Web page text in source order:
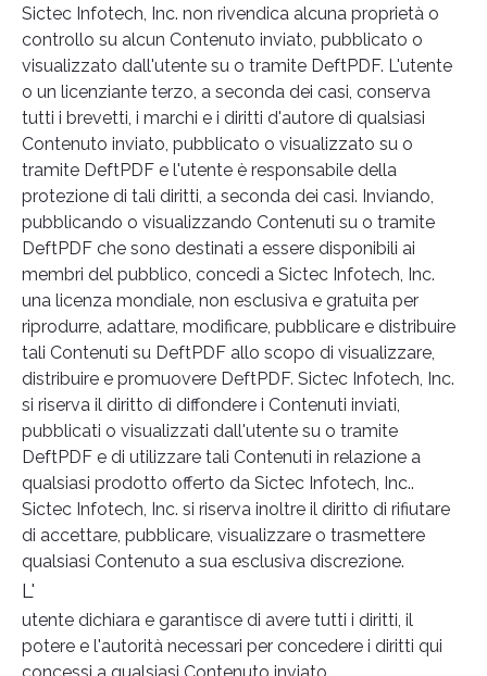
Sictec Infotech, Inc. non rivendica alcuna proprietà o
controllo su alcun Contenuto inviato, pubblicato o
visualizzato dall'utente su o tramite DeftPDF. L'utente
o un licenziante terzo, a seconda dei casi, conserva
tutti i brevetti, i marchi e i diritti d'autore di qualsiasi
Contenuto inviato, pubblicato o visualizzato su o
tramite DeftPDF e l'utente è responsabile della
protezione di tali diritti, a seconda dei casi. Inviando,
pubblicando o visualizzando Contenuti su o tramite
DeftPDF che sono destinati a essere disponibili ai
membri del pubblico, concedi a Sictec Infotech, Inc.
una licenza mondiale, non esclusiva e gratuita per
riprodurre, adattare, modificare, pubblicare e distribuire
tali Contenuti su DeftPDF allo scopo di visualizzare,
distribuire e promuovere DeftPDF. Sictec Infotech, Inc.
si riserva il diritto di diffondere i Contenuti inviati,
pubblicati o visualizzati dall'utente su o tramite
DeftPDF e di utilizzare tali Contenuti in relazione a
qualsiasi prodotto offerto da Sictec Infotech, Inc..
Sictec Infotech, Inc. si riserva inoltre il diritto di rifiutare
di accettare, pubblicare, visualizzare o trasmettere
qualsiasi Contenuto a sua esclusiva discrezione.
L'
utente dichiara e garantisce di avere tutti i diritti, il
potere e l'autorità necessari per concedere i diritti qui